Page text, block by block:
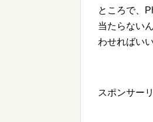
ところで、
当たらない
わせればい
スポンサー